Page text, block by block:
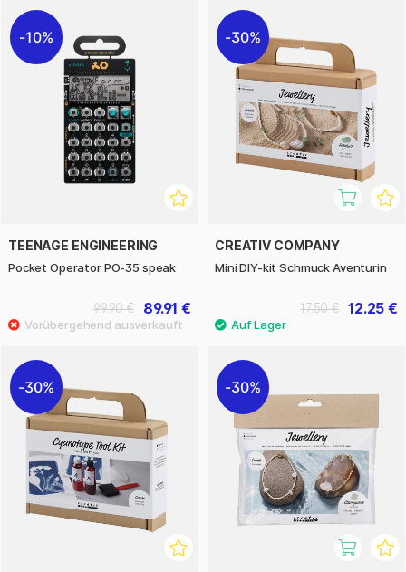
10%
TEENAGE ENGINEERING
Pocket Operator PO-35 speak
89.91 €
99.90 €
30%
CREATIV COMPANY
Mini DIY-kit Schmuck Aventurin
12.25 €
17.50 €
30% 30%